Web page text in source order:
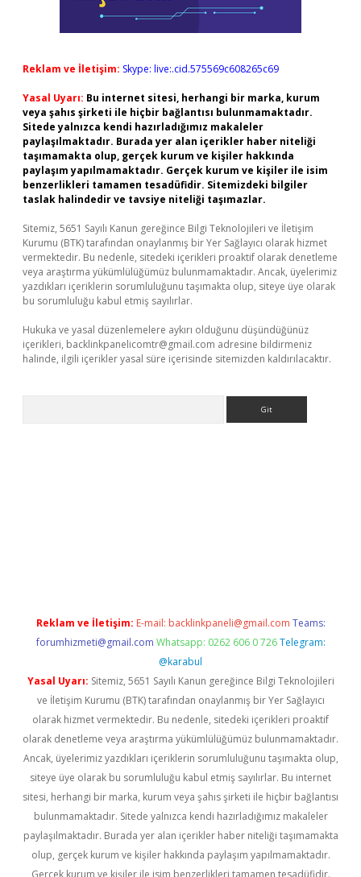
Reklam ve İletişim: Skype: live:.cid.575569c608265c69
Yasal Uyarı: Bu internet sitesi, herhangi bir marka, kurum
veya şahıs şirketi ile hiçbir bağlantısı bulunmamaktadır.
Sitede yalnızca kendi hazırladığımız makaleler
paylaşılmaktadır. Burada yer alan içerikler haber niteliği
taşımamakta olup, gerçek kurum ve kişiler hakkında
paylaşım yapılmamaktadır. Gerçek kurum ve kişiler ile isim
benzerlikleri tamamen tesadüfidir. Sitemizdeki bilgiler
taslak halindedir ve tavsiye niteliği taşımazlar.
Sitemiz, 5651 Sayılı Kanun gereğince Bilgi Teknolojileri ve İletişim
Kurumu (BTK) tarafından onaylanmış bir Yer Sağlayıcı olarak hizmet
vermektedir. Bu nedenle, sitedeki içerikleri proaktif olarak denetleme
veya araştırma yükümlülüğümüz bulunmamaktadır. Ancak, üyelerimiz
yazdıkları içeriklerin sorumluluğunu taşımakta olup, siteye üye olarak
bu sorumluluğu kabul etmiş sayılırlar.
Hukuka ve yasal düzenlemelere aykırı olduğunu düşündüğünüz
içerikleri, backlinkpanelicomtr@gmail.com adresine bildirmeniz
halinde, ilgili içerikler yasal süre içerisinde sitemizden kaldırılacaktır.
Reklam ve İletişim: E-mail: backlinkpaneli@gmail.com Teams:
forumhizmeti@gmail.com Whatsapp: 0262 606 0 726 Telegram:
@karabul
Yasal Uyarı: Sitemiz, 5651 Sayılı Kanun gereğince Bilgi Teknolojileri
ve İletişim Kurumu (BTK) tarafından onaylanmış bir Yer Sağlayıcı
olarak hizmet vermektedir. Bu nedenle, sitedeki içerikleri proaktif
olarak denetleme veya araştırma yükümlülüğümüz bulunmamaktadır.
Ancak, üyelerimiz yazdıkları içeriklerin sorumluluğunu taşımakta olup,
siteye üye olarak bu sorumluluğu kabul etmiş sayılırlar. Bu internet
sitesi, herhangi bir marka, kurum veya şahıs şirketi ile hiçbir bağlantısı
bulunmamaktadır. Sitede yalnızca kendi hazırladığımız makaleler
paylaşılmaktadır. Burada yer alan içerikler haber niteliği taşımamakta
olup, gerçek kurum ve kişiler hakkında paylaşım yapılmamaktadır.
Gerçek kurum ve kişiler ile isim benzerlikleri tamamen tesadüfidir.